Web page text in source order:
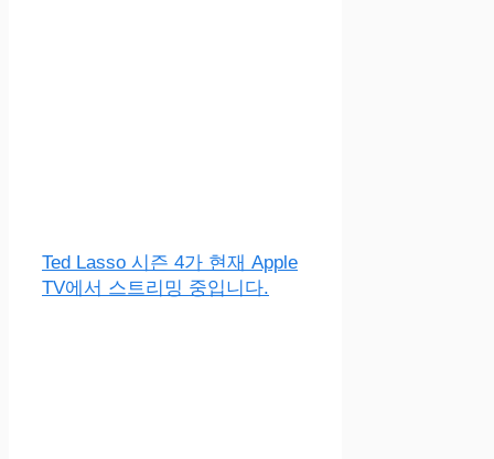
Ted Lasso 시즌 4가 현재 Apple
TV에서 스트리밍 중입니다.